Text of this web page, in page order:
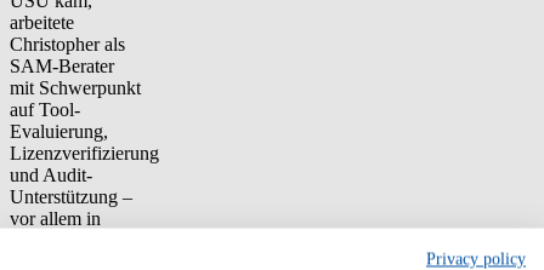
arbeitete
Christopher als
SAM-Berater
mit Schwerpunkt
auf Tool-
Evaluierung,
Lizenzverifizierung
und Audit-
Unterstützung –
vor allem in
Privacy policy